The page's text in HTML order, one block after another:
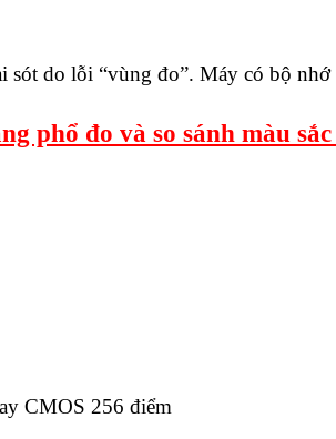
sót do lỗi “vùng đo”. Máy có bộ
phổ đo và so sánh màu
CMOS 256 điểm